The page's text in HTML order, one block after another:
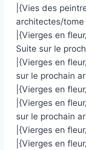
|{Vies des
architectes/tome
|{Vierges en
Suite sur le
|{Vierges en
sur le prochain
|{Vierges en
|{Vierges en
sur le prochain
|{Vierges en
|{Vierges en